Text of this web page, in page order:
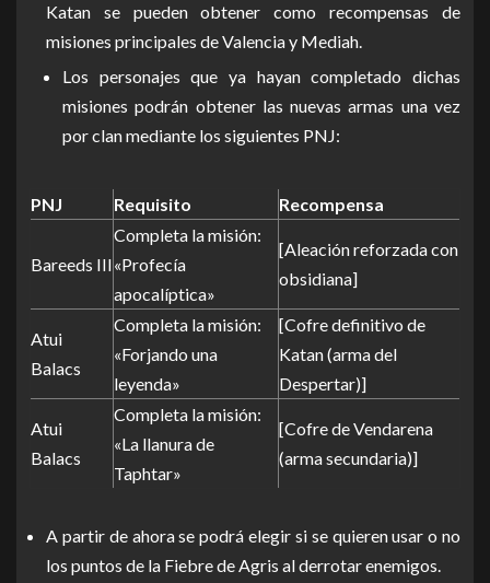
Katan se pueden obtener como recompensas de
misiones principales de Valencia y Mediah.
Los personajes que ya hayan completado dichas
misiones podrán obtener las nuevas armas una vez
por clan mediante los siguientes PNJ:
PNJ Requisito Recompensa
Bareeds III
Completa la misión:
«Profecía
apocalíptica»
[Aleación reforzada con
obsidiana]
Atui
Balacs
Completa la misión:
«Forjando una
leyenda»
[Cofre definitivo de
Katan (arma del
Despertar)]
Atui
Balacs
Completa la misión:
«La llanura de
Taphtar»
[Cofre de Vendarena
(arma secundaria)]
A partir de ahora se podrá elegir si se quieren usar o no
los puntos de la Fiebre de Agris al derrotar enemigos.